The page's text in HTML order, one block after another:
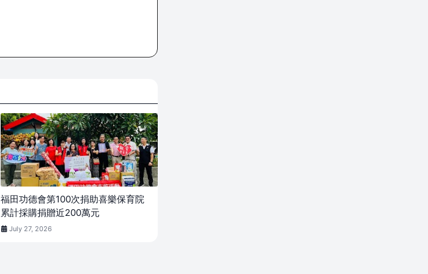
福田功德會第100次捐助喜樂保育院
累計採購捐贈近200萬元
July 27, 2026